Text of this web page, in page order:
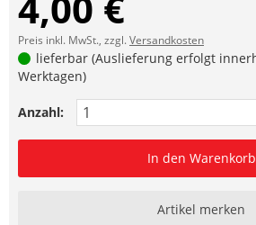
Preis inkl. MwSt., zzgl.Versandkosten
lieferbar (Auslieferung erfolgt
Werktagen)
Anzahl:
In den Warenkorb
Artikel merken